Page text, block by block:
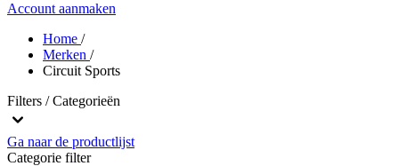
Account aanmaken
Home /
Merken /
Circuit Sports
Filters / Categorieën
Ga naar de productlijst
Categorie filter